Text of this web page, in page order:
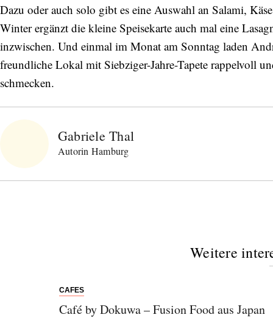
Dazu oder auch solo gibt es eine Auswahl an Salami,
Winter ergänzt die kleine Speisekarte auch mal eine
inzwischen. Und einmal im Monat am Sonntag laden
freundliche Lokal mit Siebziger-Jahre-Tapete rappelvoll
schmecken.
Gabriele Thal
Autorin Hamburg
Weitere
CAFES
Café by Dokuwa – Fusion Food aus Japan